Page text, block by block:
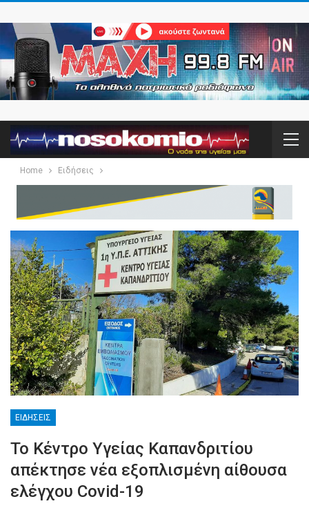
Home Ειδήσεις
ΕΙΔΉΣΕΙΣ
Το Κέντρο Υγείας Καπανδριτίου
απέκτησε νέα εξοπλισμένη αίθουσα
ελέγχου Covid-19